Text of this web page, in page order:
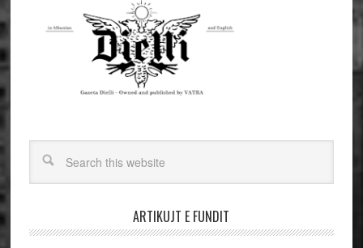
ARTIKUJT E FUNDIT